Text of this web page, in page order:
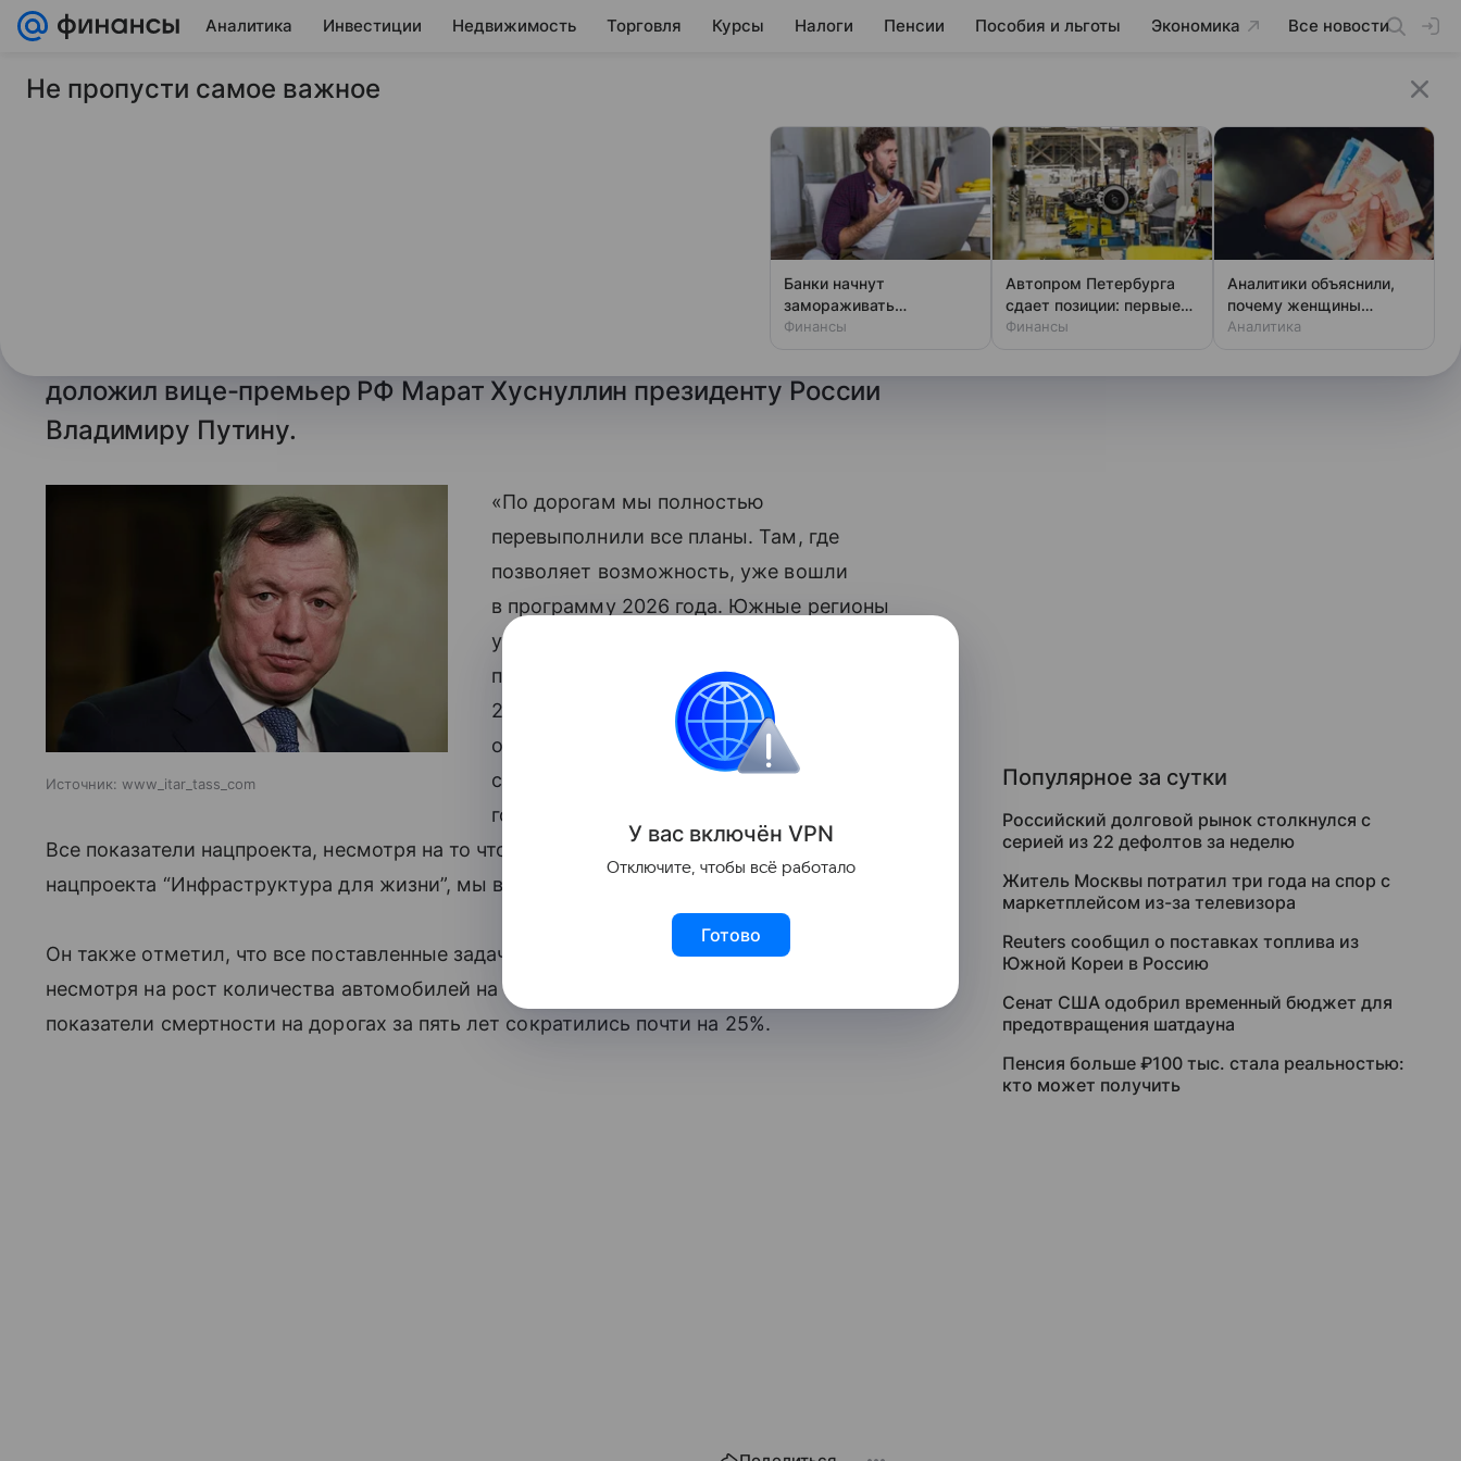
Аналитика Инвестиции Недвижимость Торговля Курсы Налоги Пенсии Пособия и льготы Экономика Все новости
14 января 2026 ТАСС
Хуснуллин: программа дорожного
доложил вице-премьер РФ Марат Хуснуллин президенту России
Владимиру Путину.
Источник: www_itar_tass_com
«По дорогам мы полностью
перевыполнили все планы. Там, где
позволяет возможность, уже вошли
в программу 2026 года. Южные регионы
у нас уже строятся, перевыполнение
по прошлому году получилось порядка
20 процентов. Благодаря тому, что было
опережающее финансирование,
слаженная работа регионов, всех
госзаказчиков, у нас все получилось.
Все показатели нацпроекта, несмотря на то что это был первый год реализации
нацпроекта “Инфраструктура для жизни”, мы выполнили», — сказал вице-премьер.
Он также отметил, что все поставленные задачи в рамках программы выполнены, и,
несмотря на рост количества автомобилей на 11% и увеличение грузопотока на 25%,
показатели смертности на дорогах за пять лет сократились почти на 25%.
Популярное за сутки
Российский долговой рынок столкнулся с
серией из 22 дефолтов за неделю
Житель Москвы потратил три года на спор с
маркетплейсом из-за телевизора
Reuters сообщил о поставках топлива из
Южной Кореи в Россию
Сенат США одобрил временный бюджет для
предотвращения шатдауна
Пенсия больше ₽100 тыс. стала реальностью:
кто может получить
Не пропусти самое важное
Банки начнут
замораживать
переводы: новые
Финансы
Автопром Петербурга
сдает позиции: первые
потери за три года
Финансы
Аналитики объяснили,
почему женщины
зарабатывают меньше
Аналитика
У вас включён VPN
Отключите, чтобы всё работало
Готово